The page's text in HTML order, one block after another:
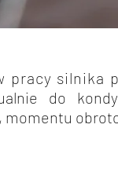
silnika
do